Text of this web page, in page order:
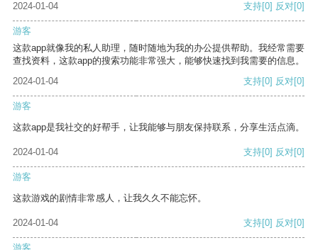
2024-01-04 支持[0] 反对[0]
游客
这款app就像我的私人助理，随时随地为我的办公提供帮助。我经常需要
查找资料，这款app的搜索功能非常强大，能够快速找到我需要的信息。
2024-01-04
支持[0] 反对[0]
游客
这款app是我社交的好帮手，让我能够与朋友保持联系，分享生活点滴。
2024-01-04 支持[0] 反对[0]
游客
这款游戏的剧情非常感人，让我久久不能忘怀。
2024-01-04 支持[0] 反对[0]
游客